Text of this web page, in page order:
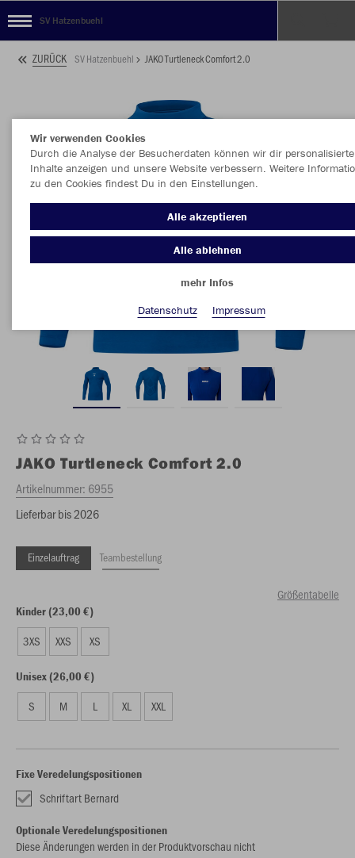
SV Hatzenbuehl
ZURÜCK SV Hatzenbuehl JAKO Turtleneck Comfort 2.0
JAKO Turtleneck Comfort 2.0
Artikelnummer: 6955
Lieferbar bis 2026
Einzelauftrag Teambestellung
Größentabelle
Kinder (23,00 €)
3XS XXS XS
Unisex (26,00 €)
S M L XL XXL
Fixe Veredelungspositionen
Schriftart Bernard
Optionale Veredelungspositionen
Diese Änderungen werden in der Produktvorschau nicht
Wir verwenden Cookies
Durch die Analyse der Besucherdaten können wir dir personalisierte
Inhalte anzeigen und unsere Website verbessern. Weitere
zu den Cookies findest Du in den Einstellungen.
Alle akzeptieren
Alle ablehnen
mehr Infos
Datenschutz
Impressum